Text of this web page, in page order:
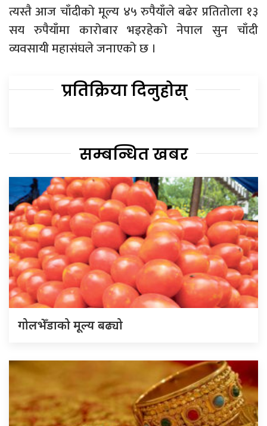
त्यस्तै आज चाँदीको मूल्य ४५ रुपैयाँले बढेर प्रतितोला १३
सय रुपैयाँमा कारोबार भइरहेको नेपाल सुन चाँदी
व्यवसायी महासंघले जनाएको छ ।
प्रतिक्रिया दिनुहोस्
सम्बन्धित खबर
गोलभेँडाको मूल्य बढ्यो